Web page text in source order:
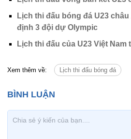
Lịch thi đấu bóng đá U23
định 3 đội dự Olympic
Lịch thi đấu của U23 Việt Nam
Xem thêm về: Lịch thi đấu bóng đá